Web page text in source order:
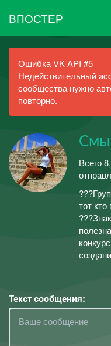
ВПОСТЕР
Ошибка VK API #5
Недействительный
сообщества нужно
повторно.
Всего
тот
Текст сообщения: